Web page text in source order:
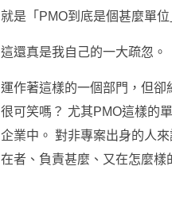
就是「PMO到底是個甚麼單位
這還真是我自己的一大疏忽。
運作著這樣的一個部門，但
很可笑嗎？ 尤其PMO這樣的
企業中。 對非專案出身的人
在者、負責甚麼、又在怎麼樣